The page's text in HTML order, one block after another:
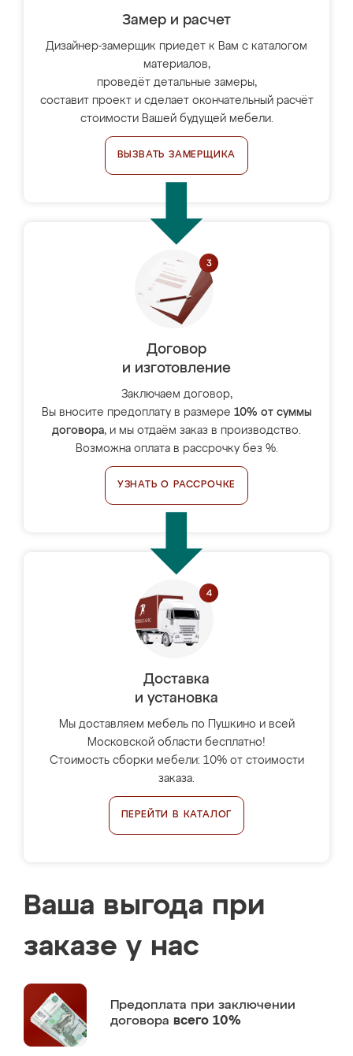
Замер и расчет
Дизайнер-замерщик приедет к Вам с каталогом
материалов,
проведёт детальные замеры,
составит проект и сделает окончательный расчёт
стоимости Вашей будущей мебели.
ВЫЗВАТЬ ЗАМЕРЩИКА
Договор
и изготовление
Заключаем договор,
Вы вносите предоплату в размере 10% от суммы
договора, и мы отдаём заказ в производство.
Возможна оплата в рассрочку без %.
УЗНАТЬ О РАССРОЧКЕ
Доставка
и установка
Мы доставляем мебель по Пушкино и всей
Московской области бесплатно!
Стоимость сборки мебели: 10% от стоимости
заказа.
ПЕРЕЙТИ В КАТАЛОГ
Ваша выгода при
заказе у нас
Предоплата при заключении
договора всего 10%